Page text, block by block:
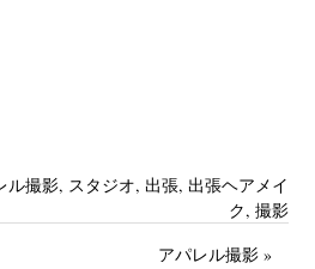
ル撮影, スタジオ‬, 出張, 出張ヘアメイ
ク, 撮影
アパレル撮影 »